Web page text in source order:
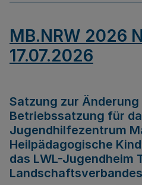
MB.NRW 2026
17.07.2026
Satzung zur Änderung
Betriebssatzung für
Jugendhilfezentrum
Heilpädagogische
das LWL-Jugendheim